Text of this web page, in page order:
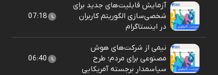
آزمایش قابلیت‌های جدید برای
شخصی‌سازی الگوریتم کاربران
در اینستاگرام
07:18
نیمی از شرکت‌های هوش
مصنوعی برای مردم؛ طرح
سیاسمدار برجسته آمریکایی
06:40